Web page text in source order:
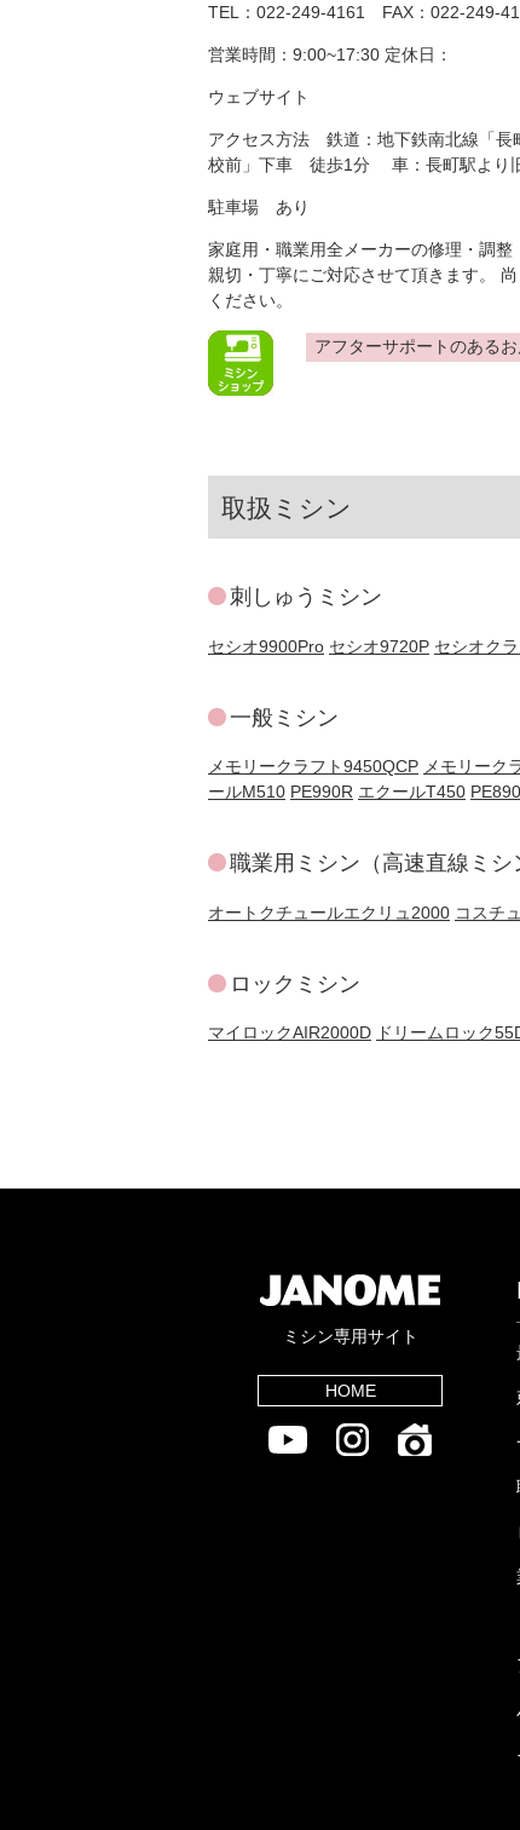
TEL：022-249-4161 FAX：022-249-
営業時間：9:00~17:30 定休日：
ウェブサイト
アクセス方法 鉄道：地下鉄南北線「
校前」下車 徒歩1分 車：長町駅より
駐車場 あり
家庭用・職業用全メーカーの修理・調整
親切・丁寧にご対応させて頂きます。
ください。
アフターサポートのある
取扱ミシン
刺しゅうミシン
セシオ9900Pro セシオ9720P セシオク
一般ミシン
メモリークラフト9450QCP メモリーク
ールM510 PE990R エクールT450
職業用ミシン（高速直線ミシ
オートクチュールエクリュ2000 コスチ
ロックミシン
マイロックAIR2000D ドリームロック
ミシン専用サイト
HOME